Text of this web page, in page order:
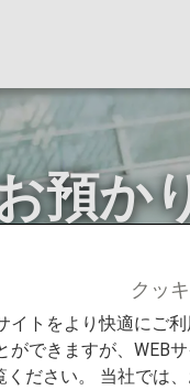
預か
預けのお手続きや機
国内線）
クッ
イトをより快適にご
できますが、WEB
ください。 当社では